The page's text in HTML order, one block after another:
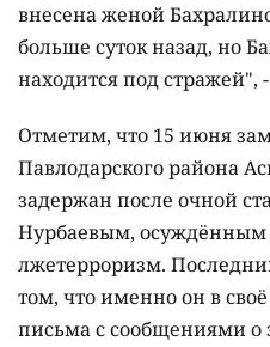
внесена женой
больше суток назад, но
находится под стражей",
Отметим, что 15 июня
Павлодарского района
задержан после очной
Нурбаевым, осуждённым
лжетерроризм.
том, что именно он в
письма с сообщениями о